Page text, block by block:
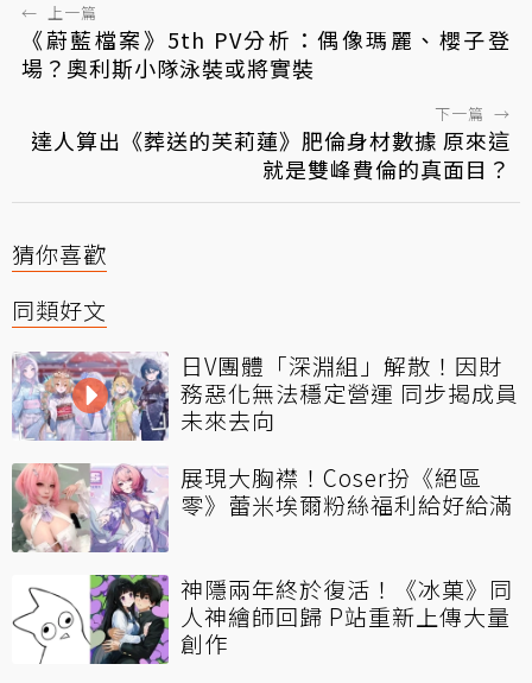
← 上一篇
《蔚藍檔案》5th PV分析：偶像瑪麗、櫻子登
場？奧利斯小隊泳裝或將實裝
下一篇 →
達人算出《葬送的芙莉蓮》肥倫身材數據 原來這
就是雙峰費倫的真面目？
猜你喜歡
同類好文
日V團體「深淵組」解散！因財
務惡化無法穩定營運 同步揭成員
未來去向
展現大胸襟！Coser扮《絕區
零》蕾米埃爾粉絲福利給好給滿
神隱兩年終於復活！《冰菓》同
人神繪師回歸 P站重新上傳大量
創作